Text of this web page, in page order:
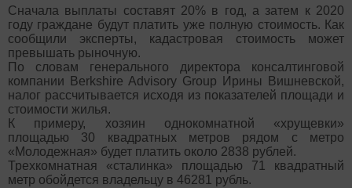
Сначала выплаты составят 20% в год, а затем к 2020
году граждане будут платить уже полную стоимость. Как
сообщили эксперты, кадастровая стоимость может
превышать рыночную.
По словам генерального директора консалтинговой
компании Berkshire Advisory Group Ирины Вишневской,
налог рассчитывается исходя из показателей площади и
стоимости жилья.
К примеру, хозяин однокомнатной «хрущевки»
площадью 30 квадратных метров рядом с метро
«Молодежная» будет платить около 2838 рублей.
Трехкомнатная «сталинка» площадью 71 квадратный
метр обойдется владельцу в 46281 рубль.